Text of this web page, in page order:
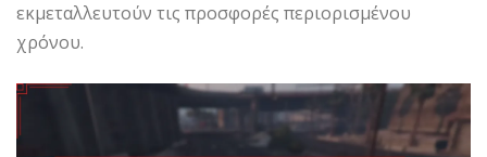
εκμεταλλευτούν τις προσφορές περιορισμένου
χρόνου.